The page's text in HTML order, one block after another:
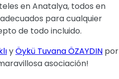
en Anatalya, todos en
para cualquier
de todo incluido.
yÖykü Tuvana ÖZAYDIN por
asociación!